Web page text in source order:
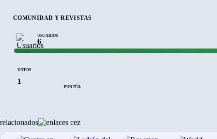
COMUNIDAD Y REVISTAS
USUARIOS
6
VOTOS
1
PUNTÚA
relacionados